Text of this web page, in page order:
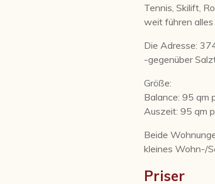
Tennis, Skilift,
weit führen alles
Die Adresse:
-gegenüber
Größe:
Balance: 95 qm
Auszeit: 95 qm
Beide
kleines Wohn-/
Priser